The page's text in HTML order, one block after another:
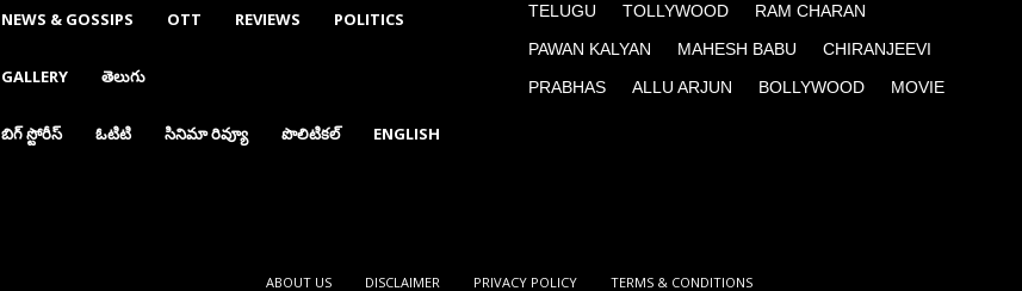
NEWS & GOSSIPS OTT REVIEWS POLITICS
GALLERY తెలుగు
బిగ్ స్టోరీస్ ఓటిటి సినిమా రివ్యూ పొలిటికల్ ENGLISH
TELUGU TOLLYWOOD
RAM CHARAN
PAWAN KALYAN
MAHESH BABU
CHIRANJEEVI
PRABHAS
ALLU ARJUN BOLLYWOOD MOVIE
ABOUT US DISCLAIMER PRIVACY POLICY TERMS & CONDITIONS